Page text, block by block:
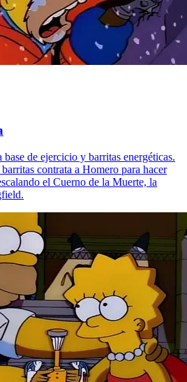
de ejercicio y barritas energéticas.
contrata a Homero para hacer
el Cuerno de la Muerte, la